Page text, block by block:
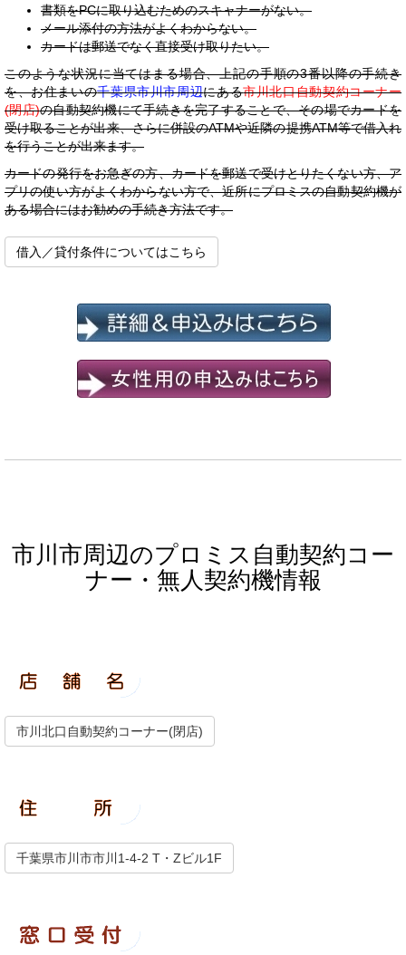
書類をPCに取り込むためのスキャナーがない。
メール添付の方法がよくわからない。
カードは郵送でなく直接受け取りたい。
このような状況に当てはまる場合、上記の手順の3番以降の手続き
を、お住まいの千葉県市川市周辺にある市川北口自動契約コーナー
(閉店)の自動契約機にて手続きを完了することで、その場でカードを
受け取ることが出来、さらに併設のATMや近隣の提携ATM等で借入れ
を行うことが出来ます。
カードの発行をお急ぎの方、カードを郵送で受けとりたくない方、ア
プリの使い方がよくわからない方で、近所にプロミスの自動契約機が
ある場合にはお勧めの手続き方法です。
借入／貸付条件についてはこちら
市川市周辺のプロミス自動契約コー
ナー・無人契約機情報
市川北口自動契約コーナー(閉店)
千葉県市川市市川1-4-2 T・Zビル1F